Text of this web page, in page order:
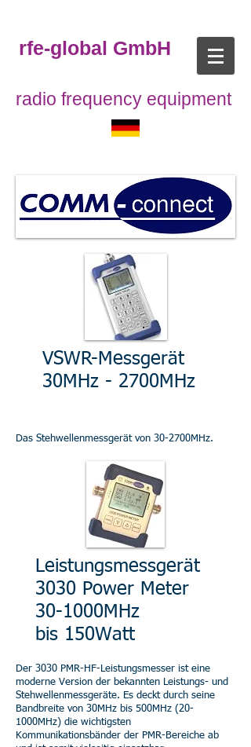
rfe-global GmbH
radio frequency equipment
VSWR-Messgerät
30MHz - 2700MHz
Das Stehwellenmessgerät von 30-2700MHz.
Leistungsmessgerät
3030 Power Meter
30-1000MHz
bis 150Watt
Der 3030 PMR-HF-Leistungsmesser ist eine
moderne Version der bekannten Leistungs- und
Stehwellenmessgeräte. Es deckt durch seine
Bandbreite von 30MHz bis 500MHz (20-
1000MHz) die wichtigsten
Kommunikationsbänder der PMR-Bereiche ab